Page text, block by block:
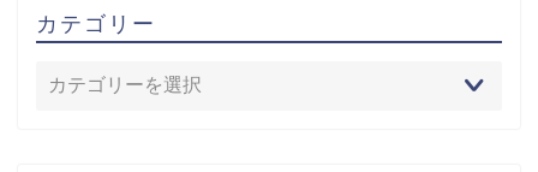
カテゴリー